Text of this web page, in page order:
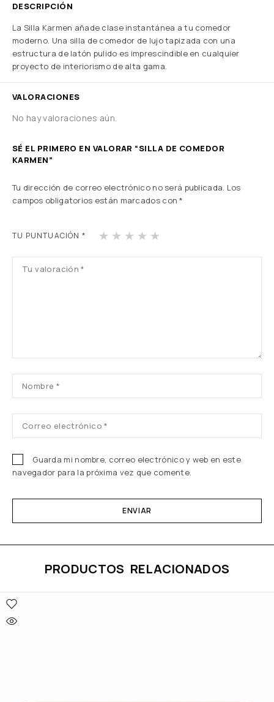
DESCRIPCIÓN
La Silla Karmen añade clase instantánea a tu comedor
moderno. Una silla de comedor de lujo tapizada con una
estructura de latón pulido es imprescindible en cualquier
proyecto de interiorismo de alta gama.
VALORACIONES
No hay valoraciones aún.
SÉ EL PRIMERO EN VALORAR “SILLA DE COMEDOR
KARMEN”
Tu dirección de correo electrónico no será publicada. Los
campos obligatorios están marcados con*
TU PUNTUACIÓN * 1 2 3 4
Guarda mi nombre, correo electrónico y web en este
navegador para la próxima vez que comente.
PRODUCTOS RELACIONADOS